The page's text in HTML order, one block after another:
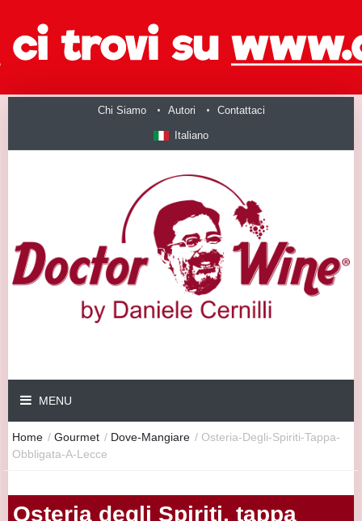
Chi Siamo Autori Contattaci
Italiano
MENU
Home / Gourmet / Dove-Mangiare / Osteria-Degli-Spiriti-Tappa-
Obbligata-A-Lecce
Osteria degli Spiriti, tappa